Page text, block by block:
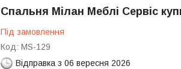
Спальня Мілан Меблі Сервіс
Під замовлення
Код: MS-129
Відправка з 06 вересня 2026